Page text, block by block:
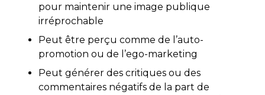
pour maintenir une image publique
irréprochable
Peut être perçu comme de l’auto-
promotion ou de l’ego-marketing
Peut générer des critiques ou des
commentaires négatifs de la part de